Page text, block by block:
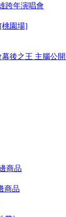
跨年演唱會
桃園場]
後之王 主腦公
商品
商品